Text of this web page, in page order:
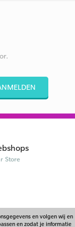
Store
en volgen wij en
en zodat je informatie